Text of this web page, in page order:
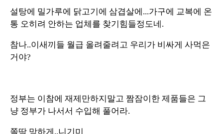
설탕에 밀가루에 닭고기에 삼겹살에...가구에 교복에 온
통 오히려 안하는 업체를 찾기힘들정도네.
참나..이새끼들 월급 올려줄려고 우리가 비싸게 사먹은
거야?
정부는 이참에 재제만하지말고 짬잠이한 제품들은 그
냥 정부가 나서서 수입해 풀어라.
쫄딱 망하게..니기미